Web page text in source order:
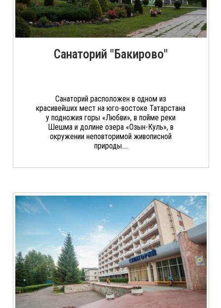
Санаторий "Бакирово"
Санаторий расположен в одном из
красивейших мест на юго-востоке Татарстана
у подножия горы «Любви», в пойме реки
Шешма и долине озера «Озын-Куль», в
окружении неповторимой живописной
природы....